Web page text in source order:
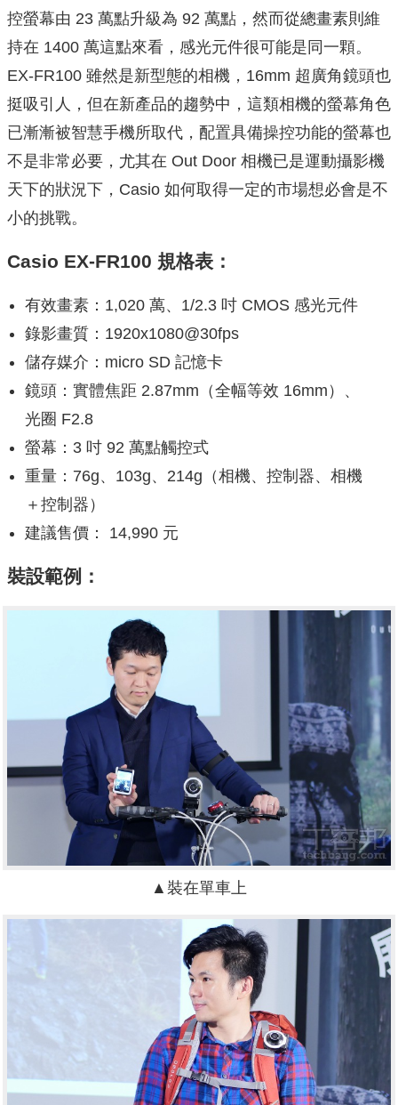
控螢幕由 23 萬點升級為 92 萬點，然而從總畫素則維
持在 1400 萬這點來看，感光元件很可能是同一顆。
EX-FR100 雖然是新型態的相機，16mm 超廣角鏡頭也
挺吸引人，但在新產品的趨勢中，這類相機的螢幕角色
已漸漸被智慧手機所取代，配置具備操控功能的螢幕也
不是非常必要，尤其在 Out Door 相機已是運動攝影機
天下的狀況下，Casio 如何取得一定的市場想必會是不
小的挑戰。
Casio EX-FR100 規格表：
有效畫素：1,020 萬、1/2.3 吋 CMOS 感光元件
錄影畫質：1920x1080@30fps
儲存媒介：micro SD 記憶卡
鏡頭：實體焦距 2.87mm（全幅等效 16mm）、
光圈 F2.8
螢幕：3 吋 92 萬點觸控式
重量：76g、103g、214g（相機、控制器、相機
＋控制器）
建議售價： 14,990 元
裝設範例：
▲裝在單車上